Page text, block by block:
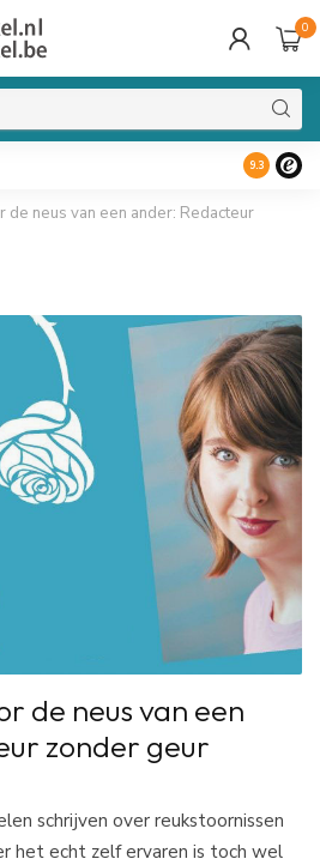
0
9.3
neus van een ander: Redacteur
de neus van een
zonder geur
schrijven over reukstoornissen
het echt zelf ervaren is toch wel